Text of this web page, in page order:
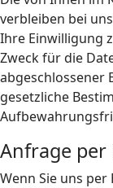
verbleiben bei
Ihre Einwilligung
Zweck für die
abgeschlossener
gesetzliche
Anfrage per
Wenn Sie uns per